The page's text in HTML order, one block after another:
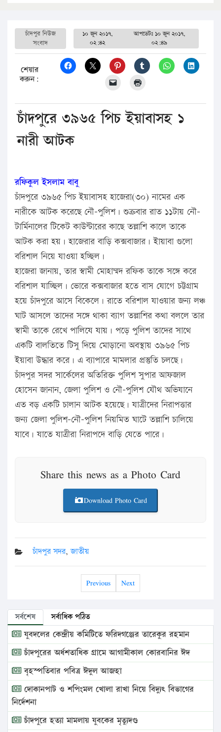
চাঁদপুর নিউজ
সংবাদ
১০ জুন ২০১৭,
০২:৪২
আপডেটঃ ১০ জুন ২০১৭,
০২:৪৯
শেয়ার
করুন:
চাঁদপুরে ৩৯৬৫ পিচ ইয়াবাসহ ১
নারী আটক
রফিকুল ইসলাম বাবু
চাঁদপুরে ৩৯৬৫ পিচ ইয়াবাসহ হাজেরা(৩০) নামের এক
নারীকে আটক করেছে নৌ-পুলিশ। শুক্রবার রাত ১১টায় নৌ-
টার্মিনালের টিকেট কাউন্টারের কাছে তল্লাশি কালে তাকে
আটক করা হয়। হাজেরার বাড়ি কক্সবাজার। ইায়াবা গুলো
বরিশাল নিয়ে যাওয়া হচ্ছিল।
হাজেরা জানায়, তার স্বামী মোহাম্মদ রফিক তাকে সঙ্গে করে
বরিশাল যাচ্ছিল। ভোরে কক্সবাজার হতে বাস যোগে চট্টগ্রাম
হয়ে চাঁদপুরে আসে বিকেলে। রাতে বরিশাল যাওয়ার জন্য লঞ্চ
ঘাট আসলে তাদের সঙ্গে থাকা ব্যাগ তল্লাশির কথা বললে তার
স্বামী তাকে রেখে পালিযে যায়। পড়ে পুলিশ তাদের সাথে
একটি বালতিতে টিসু দিয়ে মোড়ানো অবস্থায় ৩৯৬৫ পিচ
ইয়াবা উদ্ধার করে। এ ব্যাপারে মামলার প্রস্তুতি চলছে।
চাঁদপুর সদর সার্কেলের অতিরিক্ত পুলিশ সুপার আফজাল
হোসেন জানান, জেলা পুলিশ ও নৌ-পুলিশ যৌথ অভিযানে
এত বড় একটি চালান আটক হয়েছে। যাত্রীদের নিরাপত্তার
জন্য জেলা পুলিশ-নৌ-পুলিশ নিয়মিত ঘাটে তল্লাশি চালিয়ে
যাবে। যাতে যাত্রীরা নিরাপদে বাড়ি যেতে পারে।
Share this news as a Photo Card
Download Photo Card
চাঁদপুর সদর,জাতীয়
Previous Next
সর্বশেষ সর্বাধিক পঠিত
যুবদলের কেন্দ্রীয় কমিটিতে ফরিদগঞ্জের তারেকুর রহমান
চাঁদপুরের অর্ধশতাধিক গ্রামে আগামীকাল কোরবানির ঈদ
বৃহস্পতিবার পবিত্র ঈদুল আজহা
দোকানপাট ও শপিংমল খোলা রাখা নিয়ে বিদ্যুৎ বিভাগের
নির্দেশনা
চাঁদপুরে হত্যা মামলায় যুবকের মৃত্যুদণ্ড